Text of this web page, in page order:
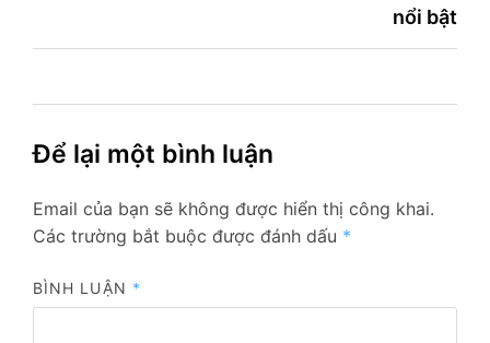
viết
nổi bật
Để lại một bình luận
Email của bạn sẽ không được hiển thị công khai.
Các trường bắt buộc được đánh dấu *
BÌNH LUẬN *